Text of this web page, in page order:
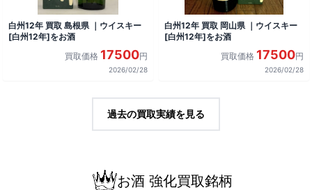
白州12年 買取 島根県 ｜ウイスキー
[白州12年]をお酒
買取価格 17500円
2026/02/28
白州12年 買取 岡山県 ｜ウイスキー
[白州12年]をお酒
買取価格 17500円
2026/02/28
過去の買取実績を見る
お酒 強化買取銘柄